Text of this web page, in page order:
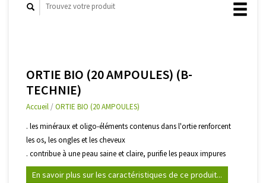
ORTIE BIO (20 AMPOULES) (B-
TECHNIE)
Accueil /ORTIE BIO (20 AMPOULES)
. les minéraux et oligo-éléments contenus dans l'ortie renforcent
les os, les ongles et les cheveux
. contribue à une peau saine et claire, purifie les peaux impures
En savoir plus sur les caractéristiques de ce produit...